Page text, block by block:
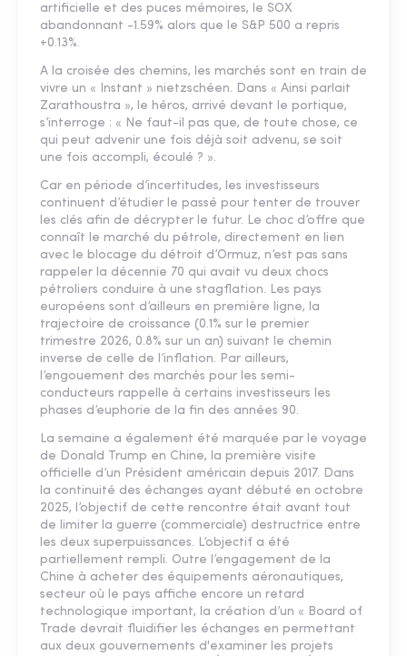
artificielle et des puces mémoires, le SOX
abandonnant -1.59% alors que le S&P 500 a repris
+0.13%.
A la croisée des chemins, les marchés sont en train de
vivre un « Instant » nietzschéen. Dans « Ainsi parlait
Zarathoustra », le héros, arrivé devant le portique,
s’interroge : « Ne faut-il pas que, de toute chose, ce
qui peut advenir une fois déjà soit advenu, se soit
une fois accompli, écoulé ? ».
Car en période d’incertitudes, les investisseurs
continuent d’étudier le passé pour tenter de trouver
les clés afin de décrypter le futur. Le choc d’offre que
connaît le marché du pétrole, directement en lien
avec le blocage du détroit d’Ormuz, n’est pas sans
rappeler la décennie 70 qui avait vu deux chocs
pétroliers conduire à une stagflation. Les pays
européens sont d’ailleurs en première ligne, la
trajectoire de croissance (0.1% sur le premier
trimestre 2026, 0.8% sur un an) suivant le chemin
inverse de celle de l’inflation. Par ailleurs,
l’engouement des marchés pour les semi-
conducteurs rappelle à certains investisseurs les
phases d’euphorie de la fin des années 90.
La semaine a également été marquée par le voyage
de Donald Trump en Chine, la première visite
officielle d’un Président américain depuis 2017. Dans
la continuité des échanges ayant débuté en octobre
2025, l’objectif de cette rencontre était avant tout
de limiter la guerre (commerciale) destructrice entre
les deux superpuissances. L’objectif a été
partiellement rempli. Outre l’engagement de la
Chine à acheter des équipements aéronautiques,
secteur où le pays affiche encore un retard
technologique important, la création d’un « Board of
Trade devrait fluidifier les échanges en permettant
aux deux gouvernements d'examiner les projets